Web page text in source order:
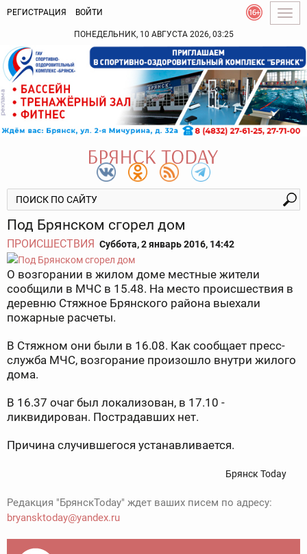
РЕГИСТРАЦИЯ ВОЙТИ
ПОНЕДЕЛЬНИК, 10 АВГУСТА 2026, 03:25
Под Брянском сгорел дом
ПРОИСШЕСТВИЯ Суббота, 2 январь 2016, 14:42
О возгорании в жилом доме местные жители
сообщили в МЧС в 15.48. На место происшествия в
деревню Стяжное Брянского района выехали
пожарные расчеты.
В Стяжном они были в 16.08. Как сообщает пресс-
служба МЧС, возгорание произошло внутри жилого
дома.
В 16.37 очаг был локализован, в 17.10 -
ликвидирован. Пострадавших нет.
Причина случившегося устанавливается.
Брянск Today
Редакция "БрянскToday" ждет ваших писем по адресу:
bryansktoday@yandex.ru